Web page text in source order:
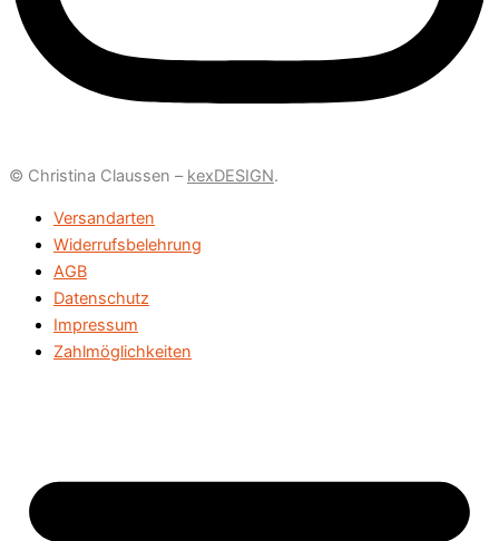
© Christina Claussen – kexDESIGN.
Versandarten
Widerrufsbelehrung
AGB
Datenschutz
Impressum
Zahlmöglichkeiten